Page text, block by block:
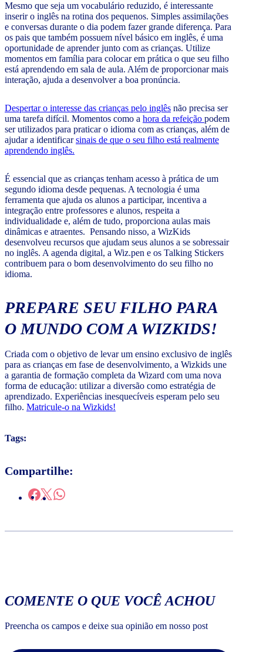
Mesmo que seja um vocabulário reduzido, é interessante
inserir o inglês na rotina dos pequenos. Simples assimilações
e conversas durante o dia podem fazer grande diferença. Para
os pais que também possuem nível básico em inglês, é uma
oportunidade de aprender junto com as crianças. Utilize
momentos em família para colocar em prática o que seu filho
está aprendendo em sala de aula. Além de proporcionar mais
interação, ajuda a desenvolver a boa pronúncia.
Despertar o interesse das crianças pelo inglês não precisa ser
uma tarefa difícil. Momentos como a hora da refeição podem
ser utilizados para praticar o idioma com as crianças, além de
ajudar a identificarsinais de que o seu filho está realmente
aprendendo inglês.
É essencial que as crianças tenham acesso à prática de um
segundo idioma desde pequenas. A tecnologia é uma
ferramenta que ajuda os alunos a participar, incentiva a
integração entre professores e alunos, respeita a
individualidade e, além de tudo, proporciona aulas mais
dinâmicas e atraentes. Pensando nisso, a WizKids
desenvolveu recursos que ajudam seus alunos a se sobressair
no inglês. A agenda digital, a Wiz.pen e os Talking Stickers
contribuem para o bom desenvolvimento do seu filho no
idioma.
PREPARE SEU FILHO PARA
O MUNDO COM A WIZKIDS!
Criada com o objetivo de levar um ensino exclusivo de inglês
para as crianças em fase de desenvolvimento, a Wizkids une
a garantia de formação completa da Wizard com uma nova
forma de educação: utilizar a diversão como estratégia de
aprendizado. Experiências inesquecíveis esperam pelo seu
filho. Matricule-o na Wizkids!
Tags:
Compartilhe:
COMENTE O QUE VOCÊ ACHOU
Preencha os campos e deixe sua opinião em nosso post